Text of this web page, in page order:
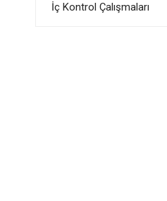
İç Kontrol Çalışmaları